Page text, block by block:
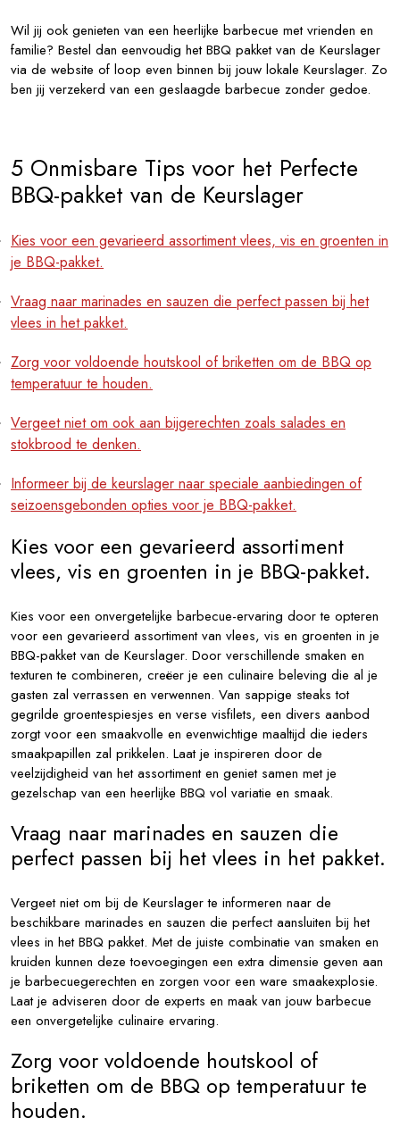
Wil jij ook genieten van een heerlijke barbecue met vrienden en
familie? Bestel dan eenvoudig het BBQ pakket van de Keurslager
via de website of loop even binnen bij jouw lokale Keurslager. Zo
ben jij verzekerd van een geslaagde barbecue zonder gedoe.
5 Onmisbare Tips voor het Perfecte
BBQ-pakket van de Keurslager
Kies voor een gevarieerd assortiment vlees, vis en groenten in
je BBQ-pakket.
Vraag naar marinades en sauzen die perfect passen bij het
vlees in het pakket.
Zorg voor voldoende houtskool of briketten om de BBQ op
temperatuur te houden.
Vergeet niet om ook aan bijgerechten zoals salades en
stokbrood te denken.
Informeer bij de keurslager naar speciale aanbiedingen of
seizoensgebonden opties voor je BBQ-pakket.
Kies voor een gevarieerd assortiment
vlees, vis en groenten in je BBQ-pakket.
Kies voor een onvergetelijke barbecue-ervaring door te opteren
voor een gevarieerd assortiment van vlees, vis en groenten in je
BBQ-pakket van de Keurslager. Door verschillende smaken en
texturen te combineren, creëer je een culinaire beleving die al je
gasten zal verrassen en verwennen. Van sappige steaks tot
gegrilde groentespiesjes en verse visfilets, een divers aanbod
zorgt voor een smaakvolle en evenwichtige maaltijd die ieders
smaakpapillen zal prikkelen. Laat je inspireren door de
veelzijdigheid van het assortiment en geniet samen met je
gezelschap van een heerlijke BBQ vol variatie en smaak.
Vraag naar marinades en sauzen die
perfect passen bij het vlees in het pakket.
Vergeet niet om bij de Keurslager te informeren naar de
beschikbare marinades en sauzen die perfect aansluiten bij het
vlees in het BBQ pakket. Met de juiste combinatie van smaken en
kruiden kunnen deze toevoegingen een extra dimensie geven aan
je barbecuegerechten en zorgen voor een ware smaakexplosie.
Laat je adviseren door de experts en maak van jouw barbecue
een onvergetelijke culinaire ervaring.
Zorg voor voldoende houtskool of
briketten om de BBQ op temperatuur te
houden.